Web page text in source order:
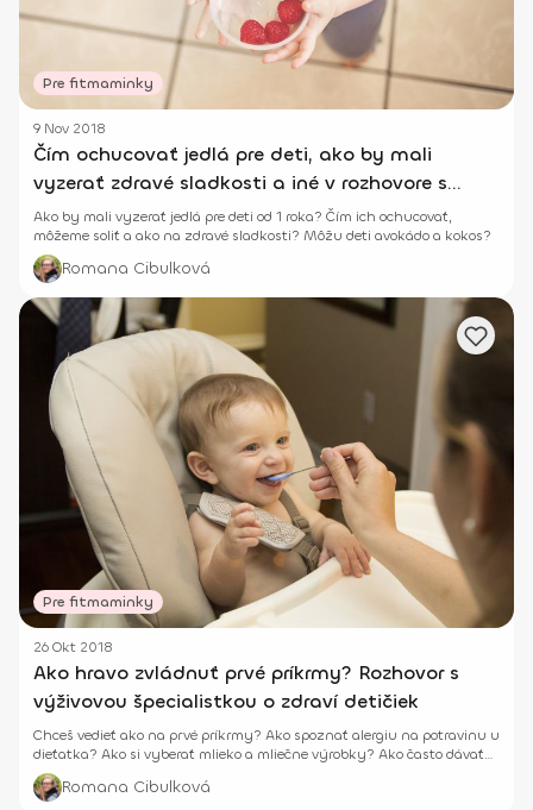
Pre fitmaminky
9 Nov 2018
Čím ochucovať jedlá pre deti, ako by mali
vyzerať zdravé sladkosti a iné v rozhovore s
výživovou špecialistkou
Ako by mali vyzerať jedlá pre deti od 1 roka? Čím ich ochucovať,
môžeme soliť a ako na zdravé sladkosti? Môžu deti avokádo a kokos?
Romana Cibulková
Pre fitmaminky
26 Okt 2018
Ako hravo zvládnuť prvé príkrmy? Rozhovor s
výživovou špecialistkou o zdraví detičiek
Chceš vedieť ako na prvé príkrmy? Ako spoznať alergiu na potravinu u
dieťatka? Ako si vyberať mlieko a mliečne výrobky? Ako často dávať
dieťaťu mäso?
Romana Cibulková